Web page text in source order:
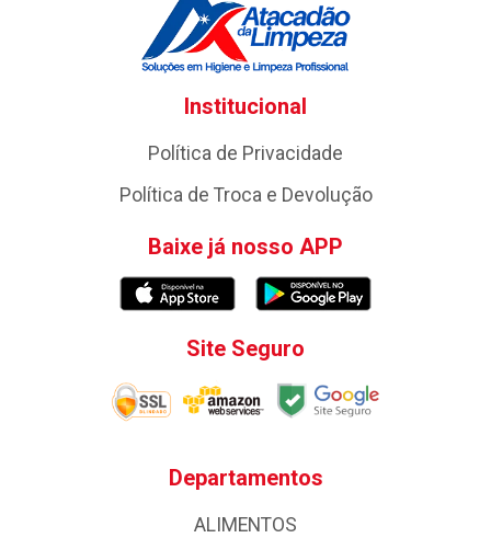
Institucional
Política de Privacidade
Política de Troca e Devolução
Baixe já nosso APP
Site Seguro
Departamentos
ALIMENTOS